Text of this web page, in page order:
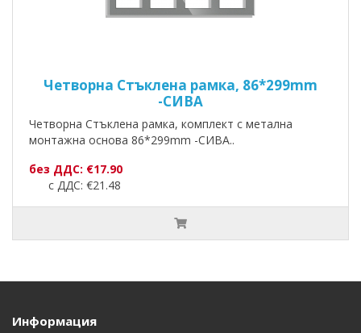
Четворна Стъклена рамка, 86*299mm
-СИВА
Четворна Стъклена рамка, комплект с метална
монтажна основа 86*299mm -СИВА..
без ДДС: €17.90
с ДДС: €21.48
Информация